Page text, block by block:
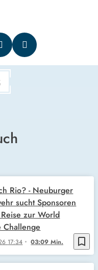
bookmark_border
17:34 03:09 Min.
Rio? - Neuburger
sucht Sponsoren
zur World
Challenge